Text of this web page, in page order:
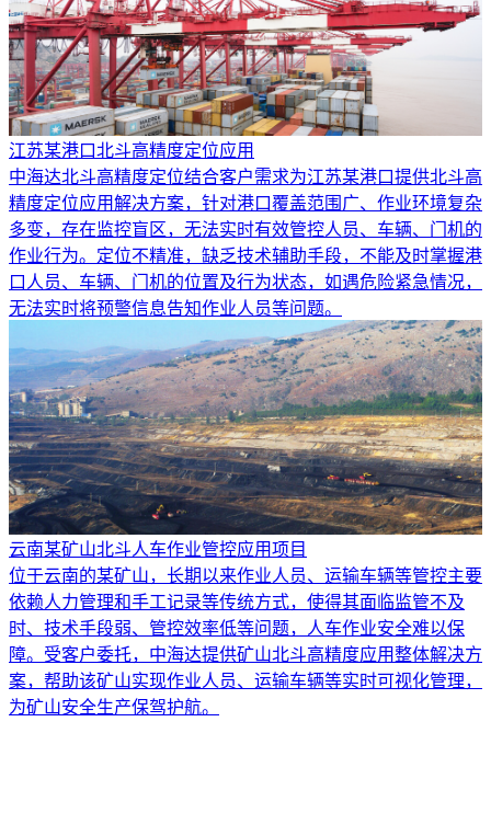
江苏某港口北斗高精度定位应用
中海达北斗高精度定位结合客户需求为江苏某港口提供北斗高
精度定位应用解决方案，针对港口覆盖范围广、作业环境复杂
多变，存在监控盲区，无法实时有效管控人员、车辆、门机的
作业行为。定位不精准，缺乏技术辅助手段，不能及时掌握港
口人员、车辆、门机的位置及行为状态，如遇危险紧急情况，
无法实时将预警信息告知作业人员等问题。
云南某矿山北斗人车作业管控应用项目
位于云南的某矿山，长期以来作业人员、运输车辆等管控主要
依赖人力管理和手工记录等传统方式，使得其面临监管不及
时、技术手段弱、管控效率低等问题，人车作业安全难以保
障。受客户委托，中海达提供矿山北斗高精度应用整体解决方
案，帮助该矿山实现作业人员、运输车辆等实时可视化管理，
为矿山安全生产保驾护航。